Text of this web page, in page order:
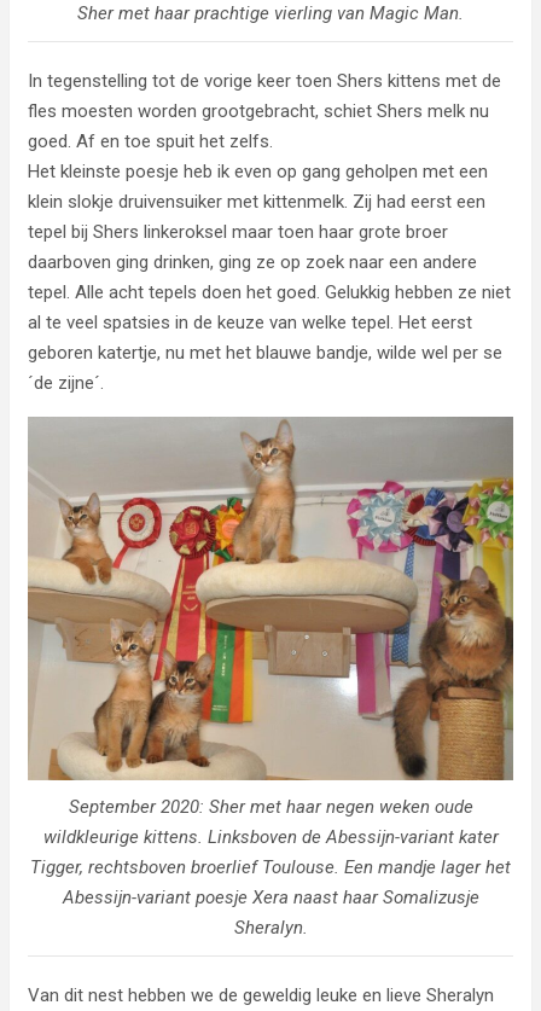
Sher met haar prachtige vierling van Magic Man.
In tegenstelling tot de vorige keer toen Shers kittens met de
fles moesten worden grootgebracht, schiet Shers melk nu
goed. Af en toe spuit het zelfs.
Het kleinste poesje heb ik even op gang geholpen met een
klein slokje druivensuiker met kittenmelk. Zij had eerst een
tepel bij Shers linkeroksel maar toen haar grote broer
daarboven ging drinken, ging ze op zoek naar een andere
tepel. Alle acht tepels doen het goed. Gelukkig hebben ze niet
al te veel spatsies in de keuze van welke tepel. Het eerst
geboren katertje, nu met het blauwe bandje, wilde wel per se
´de zijne´.
September 2020: Sher met haar negen weken oude
wildkleurige kittens. Linksboven de Abessijn-variant kater
Tigger, rechtsboven broerlief Toulouse. Een mandje lager het
Abessijn-variant poesje Xera naast haar Somalizusje
Sheralyn.
Van dit nest hebben we de geweldig leuke en lieve Sheralyn